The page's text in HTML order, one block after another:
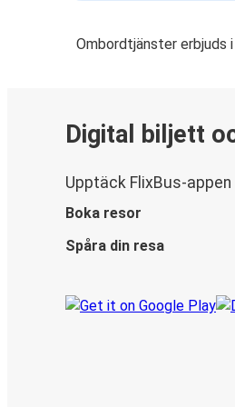
Ombordtjänster erbjuds
Digital biljett
Upptäck FlixBus-appen
Boka resor
Spåra din resa